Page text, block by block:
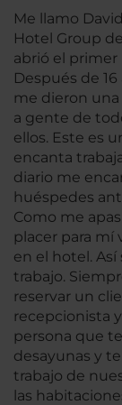
Me llamo
Hotel Group
abrió el primer
Después de
me dieron
a gente de
ellos. Este es
encanta
diario me
huéspedes
Como me
placer para
en el hotel.
trabajo.
reservar un
recepcionista
persona que
desayunas y
trabajo de
las